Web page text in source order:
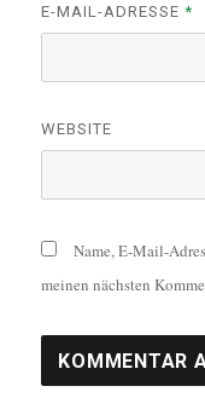
E-MAIL-ADRESSE*
WEBSITE
Name, E-Mail-
meinen nächsten